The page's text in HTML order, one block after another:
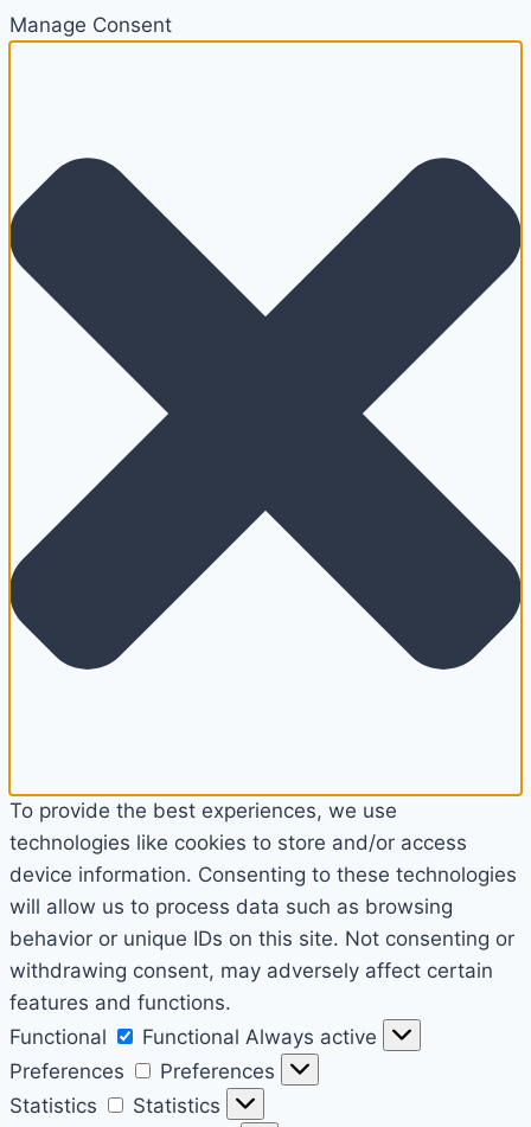
Manage Consent
To provide the best experiences, we use
technologies like cookies to store and/or access
device information. Consenting to these technologies
will allow us to process data such as browsing
behavior or unique IDs on this site. Not consenting or
withdrawing consent, may adversely affect certain
features and functions.
Functional
Functional Always active
Preferences
Preferences
Statistics
Statistics